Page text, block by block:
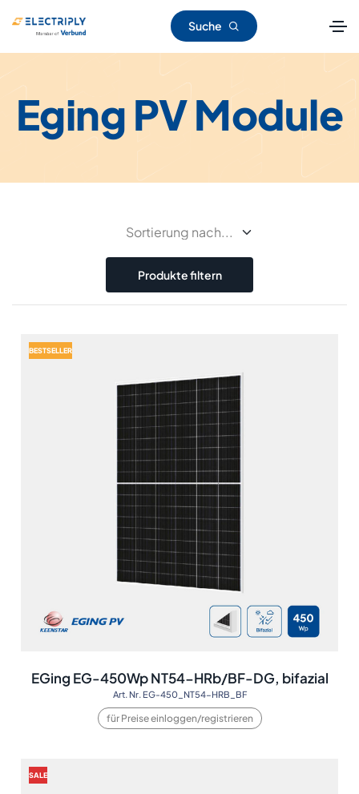
Suche
Eging PV Module
Produkte filtern
BESTSELLER
EGing EG-450Wp NT54-HRb/BF-DG, bifazial
Art. Nr. EG-450_NT54-HRB_BF
für Preise einloggen/registrieren
SALE